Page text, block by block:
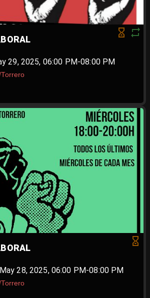
29, 2025, 06:00 PM-08:00 PM
28, 2025, 06:00 PM-08:00 PM